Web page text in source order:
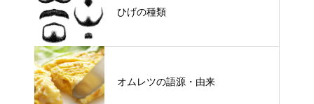
ひげの種類
オムレツの語源・由来